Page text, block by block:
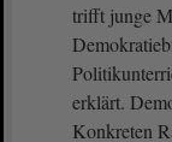
trifft junge
erklärt.
Konkreten